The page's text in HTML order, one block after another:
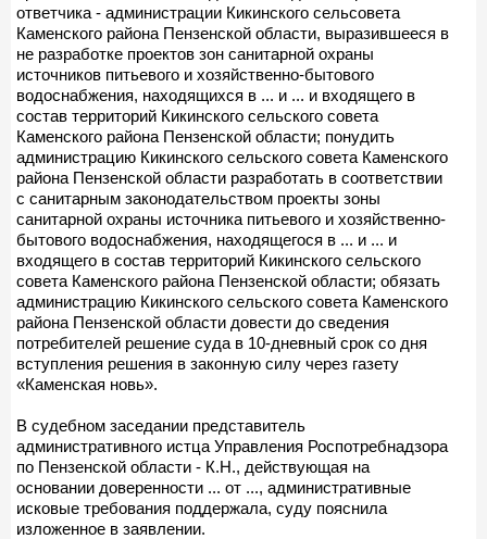
ответчика - администрации Кикинского сельсовета
Каменского района Пензенской области, выразившееся в
не разработке проектов зон санитарной охраны
источников питьевого и хозяйственно-бытового
водоснабжения, находящихся в ... и ... и входящего в
состав территорий Кикинского сельского совета
Каменского района Пензенской области; понудить
администрацию Кикинского сельского совета Каменского
района Пензенской области разработать в соответствии
с санитарным законодательством проекты зоны
санитарной охраны источника питьевого и хозяйственно-
бытового водоснабжения, находящегося в ... и ... и
входящего в состав территорий Кикинского сельского
совета Каменского района Пензенской области; обязать
администрацию Кикинского сельского совета Каменского
района Пензенской области довести до сведения
потребителей решение суда в 10-дневный срок со дня
вступления решения в законную силу через газету
«Каменская новь».
В судебном заседании представитель
административного истца Управления Роспотребнадзора
по Пензенской области - К.Н., действующая на
основании доверенности ... от ..., административные
исковые требования поддержала, суду пояснила
изложенное в заявлении.